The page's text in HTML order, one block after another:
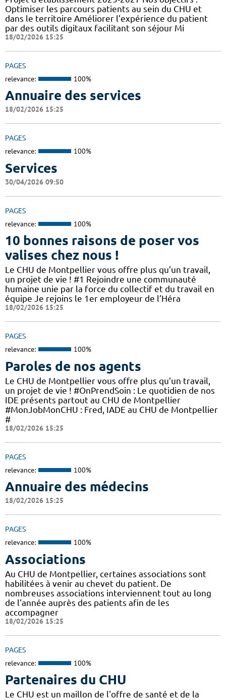
Optimiser les parcours patients au sein du CHU et
dans le territoire Améliorer l’expérience du patient
par des outils digitaux facilitant son séjour Mi
18/02/2026 15:25
PAGES
relevance: 100%
Annuaire des services
18/02/2026 15:25
PAGES
relevance: 100%
Services
30/04/2026 09:50
PAGES
relevance: 100%
10 bonnes raisons de poser vos
valises chez nous !
Le CHU de Montpellier vous offre plus qu’un travail,
un projet de vie ! #1 Rejoindre une communauté
humaine unie par la force du collectif et du travail en
équipe Je rejoins le 1er employeur de l’Héra
18/02/2026 15:25
PAGES
relevance: 100%
Paroles de nos agents
Le CHU de Montpellier vous offre plus qu’un travail,
un projet de vie ! #OnPrendSoin : Le quotidien de nos
IDE présents partout au CHU de Montpellier
#MonJobMonCHU : Fred, IADE au CHU de Montpellier
#
18/02/2026 15:25
PAGES
relevance: 100%
Annuaire des médecins
18/02/2026 15:25
PAGES
relevance: 100%
Associations
Au CHU de Montpellier, certaines associations sont
habilitées à venir au chevet du patient. De
nombreuses associations interviennent tout au long
de l'année auprès des patients afin de les
accompagner
18/02/2026 15:25
PAGES
relevance: 100%
Partenaires du CHU
Le CHU est un maillon de l'offre de santé et de la